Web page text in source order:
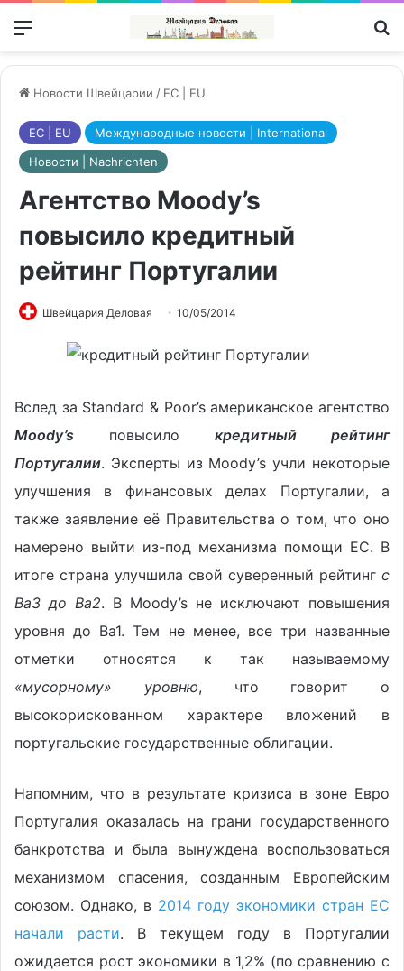
Меню
Новости Швейцарии / ЕС | EU
ЕС | EU
Международные новости | International
Новости | Nachrichten
Агентство Moody’s
повысило кредитный
рейтинг Португалии
Швейцария Деловая 10/05/2014
Вслед за Standard & Poor’s американское агентство
Moody’s повысило кредитный рейтинг
Португалии. Эксперты из Moody’s учли некоторые
улучшения в финансовых делах Португалии, а
также заявление её Правительства о том, что оно
намерено выйти из-под механизма помощи ЕС. В
итоге страна улучшила свой суверенный рейтинг с
Ba3 до Ba2. В Moody’s не исключают повышения
уровня до Ba1. Тем не менее, все три названные
отметки относятся к так называемому
«мусорному» уровню, что говорит о
высокорискованном характере вложений в
португальские государственные облигации.
Напомним, что в результате кризиса в зоне Евро
Португалия оказалась на грани государственного
банкротства и была вынуждена воспользоваться
механизмом спасения, созданным Европейским
союзом. Однако, в 2014 году экономики стран ЕС
начали расти. В текущем году в Португалии
ожидается рост экономики в 1,2% (по сравнению с